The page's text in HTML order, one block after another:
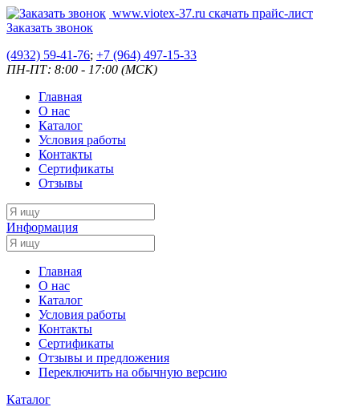
www.viotex-37.ru скачать прайс-лист
Заказать звонок
(4932) 59-41-76; +7 (964) 497-15-33
ПН-ПТ: 8:00 - 17:00 (МСК)
Главная
О нас
Каталог
Условия работы
Контакты
Сертификаты
Отзывы
Информация
Главная
О нас
Каталог
Условия работы
Контакты
Сертификаты
Отзывы и предложения
Переключить на обычную версию
Каталог